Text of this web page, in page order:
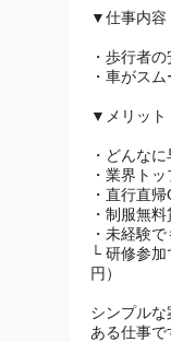
▼仕事内容
・歩行者
・車がス
▼メリット
・どんな
・業界ト
・直行直
・制服無
・未経験
└ 研修参
円）
シンプル
ある仕事で